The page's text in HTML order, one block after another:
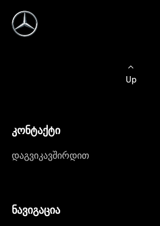
Up
კონტაქტი
დაგვიკავშირდით
ნავიგაცია